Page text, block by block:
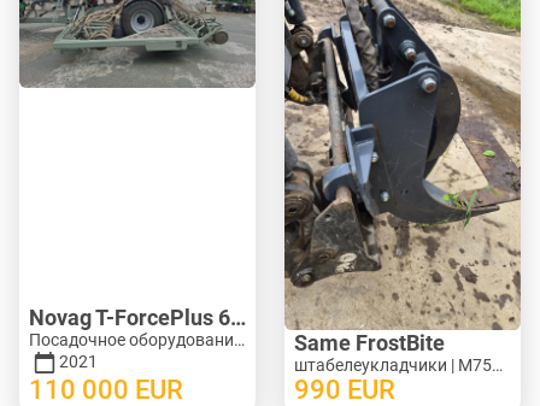
Novag T-ForcePlus 650
Посадочное оборудование - Сеялки | M246-9751
2021
110 000 EUR
Same FrostBite
штабелеукладчики | M754-1269
990 EUR